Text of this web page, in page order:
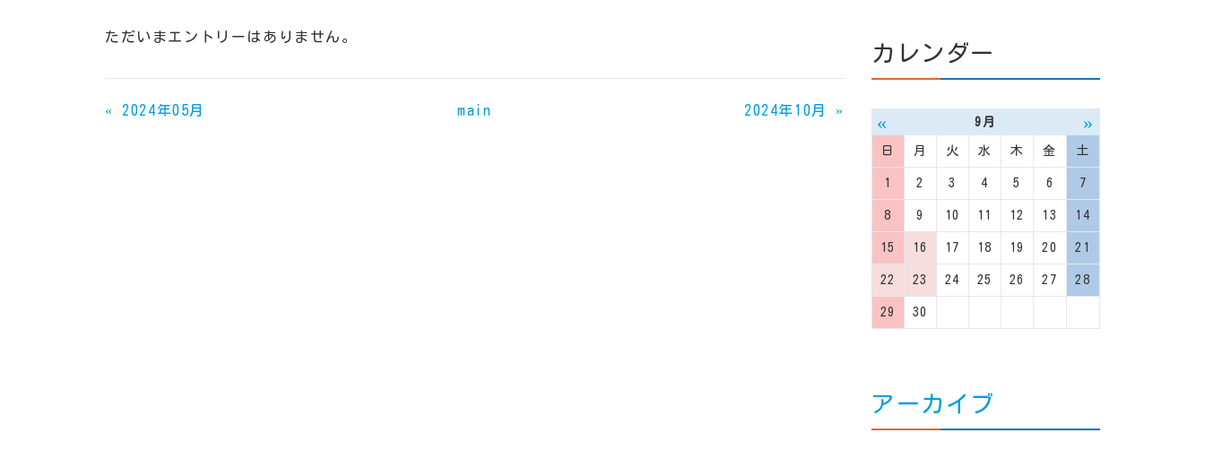
ただいまエントリーはありません。
« 2024年05月 main 2024年10月 »
カレンダー
« 9月 »
日 月 火 水 木 金 土
1 2 3 4 5 6 7
8 9 10 11 12 13 14
15 16 17 18 19 20 21
22 23 24 25 26 27 28
29 30
アーカイブ